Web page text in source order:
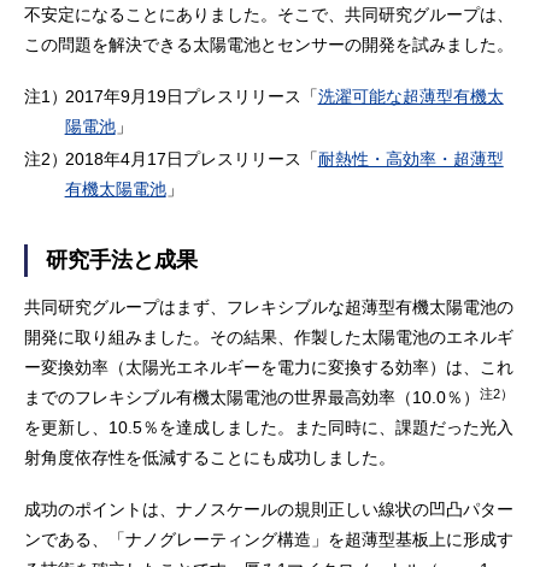
不安定になることにありました。そこで、共同研究グループは、
この問題を解決できる太陽電池とセンサーの開発を試みました。
注1）2017年9月19日プレスリリース「洗濯可能な超薄型有機太
陽電池」
注2）2018年4月17日プレスリリース「耐熱性・高効率・超薄型
有機太陽電池」
研究手法と成果
共同研究グループはまず、フレキシブルな超薄型有機太陽電池の
開発に取り組みました。その結果、作製した太陽電池のエネルギ
ー変換効率（太陽光エネルギーを電力に変換する効率）は、これ
までのフレキシブル有機太陽電池の世界最高効率（10.0％）
注2）
を更新し、10.5％を達成しました。また同時に、課題だった光入
射角度依存性を低減することにも成功しました。
成功のポイントは、ナノスケールの規則正しい線状の凹凸パター
ンである、「ナノグレーティング構造」を超薄型基板上に形成す